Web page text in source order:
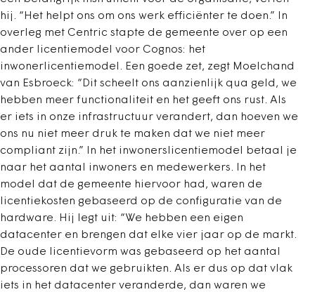
hij. “Het helpt ons om ons werk efficiënter te doen.” In
overleg met Centric stapte de gemeente over op een
ander licentiemodel voor Cognos: het
inwonerlicentiemodel. Een goede zet, zegt Moelchand
van Esbroeck: “Dit scheelt ons aanzienlijk qua geld, we
hebben meer functionaliteit en het geeft ons rust. Als
er iets in onze infrastructuur verandert, dan hoeven we
ons nu niet meer druk te maken dat we niet meer
compliant zijn.” In het inwonerslicentiemodel betaal je
naar het aantal inwoners en medewerkers. In het
model dat de gemeente hiervoor had, waren de
licentiekosten gebaseerd op de configuratie van de
hardware. Hij legt uit: “We hebben een eigen
datacenter en brengen dat elke vier jaar op de markt.
De oude licentievorm was gebaseerd op het aantal
processoren dat we gebruikten. Als er dus op dat vlak
iets in het datacenter veranderde, dan waren we